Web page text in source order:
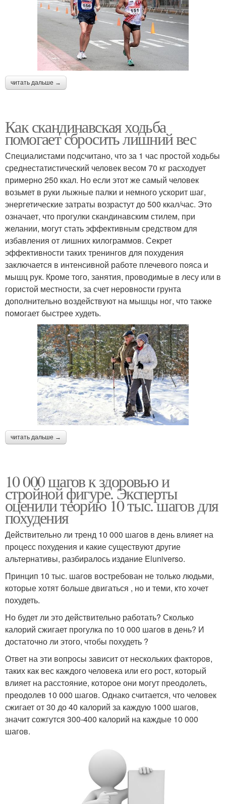
читать дальше →
Как скандинавская ходьба
помогает сбросить лишний вес
Специалистами подсчитано, что за 1 час простой ходьбы
среднестатистический человек весом 70 кг расходует
примерно 250 ккал. Но если этот же самый человек
возьмет в руки лыжные палки и немного ускорит шаг,
энергетические затраты возрастут до 500 ккал/час. Это
означает, что прогулки скандинавским стилем, при
желании, могут стать эффективным средством для
избавления от лишних килограммов. Секрет
эффективности таких тренингов для похудения
заключается в интенсивной работе плечевого пояса и
мышц рук. Кроме того, занятия, проводимые в лесу или в
гористой местности, за счет неровности грунта
дополнительно воздействуют на мышцы ног, что также
помогает быстрее худеть.
читать дальше →
10 000 шагов к здоровью и
стройной фигуре. Эксперты
оценили теорию 10 тыс. шагов для
похудения
Действительно ли тренд 10 000 шагов в день влияет на
процесс похудения и какие существуют другие
альтернативы, разбиралось издание Eluniverso.
Принцип 10 тыс. шагов востребован не только людьми,
которые хотят больше двигаться , но и теми, кто хочет
похудеть.
Но будет ли это действительно работать? Сколько
калорий сжигает прогулка по 10 000 шагов в день? И
достаточно ли этого, чтобы похудеть ?
Ответ на эти вопросы зависит от нескольких факторов,
таких как вес каждого человека или его рост, который
влияет на расстояние, которое они могут преодолеть,
преодолев 10 000 шагов. Однако считается, что человек
сжигает от 30 до 40 калорий за каждую 1000 шагов,
значит сожгутся 300-400 калорий на каждые 10 000
шагов.